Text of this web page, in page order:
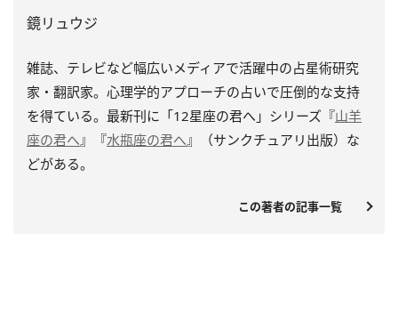
鏡リュウジ
雑誌、テレビなど幅広いメディアで活躍中の占星術研究
家・翻訳家。心理学的アプローチの占いで圧倒的な支持
を得ている。最新刊に「12星座の君へ」シリーズ『山羊
座の君へ 』『水瓶座の君へ 』（サンクチュアリ出版）な
どがある。
この著者の記事一覧